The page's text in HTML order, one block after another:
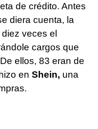
de crédito. Antes
diera cuenta, la
veces el
cargos que
ellos, 83 eran de
en Shein, una